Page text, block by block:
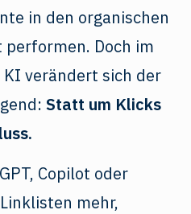
in den organischen
Doch im
verändert sich der
Statt um Klicks
Copilot oder
mehr,